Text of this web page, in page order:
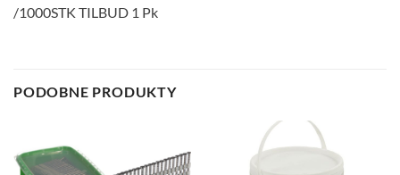
/1000STK TILBUD 1 Pk
PODOBNE PRODUKTY